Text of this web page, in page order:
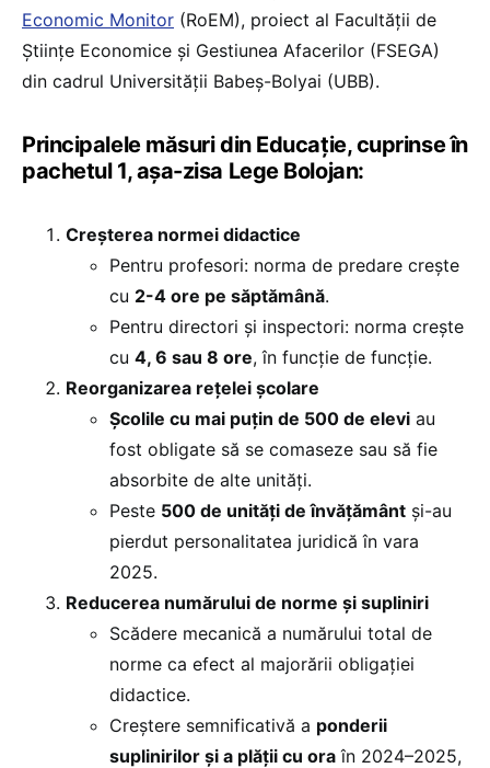
Economic Monitor (RoEM), proiect al Facultății de
Științe Economice și Gestiunea Afacerilor (FSEGA)
din cadrul Universității Babeș-Bolyai (UBB).
Principalele măsuri din Educație, cuprinse în
pachetul 1, așa-zisa Lege Bolojan:
Creșterea normei didactice
Pentru profesori: norma de predare crește
cu 2-4 ore pe săptămână.
Pentru directori și inspectori: norma crește
cu 4, 6 sau 8 ore, în funcție de funcție.
Reorganizarea rețelei școlare
Școlile cu mai puțin de 500 de elevi au
fost obligate să se comaseze sau să fie
absorbite de alte unități.
Peste 500 de unități de învățământ și-au
pierdut personalitatea juridică în vara
2025.
Reducerea numărului de norme și supliniri
Scădere mecanică a numărului total de
norme ca efect al majorării obligației
didactice.
Creștere semnificativă a ponderii
suplinirilor și a plății cu ora în 2024–2025,